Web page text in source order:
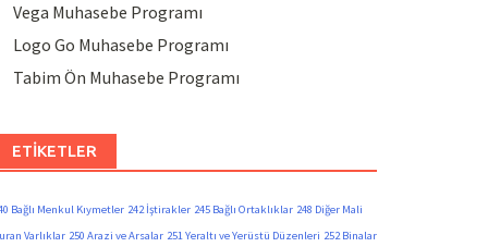
Vega Muhasebe Programı
Logo Go Muhasebe Programı
Tabim Ön Muhasebe Programı
ETIKETLER
Bağlı Menkul Kıymetler 242 İştirakler 245 Bağlı Ortaklıklar 248 Diğer Mali
Varlıklar 250 Arazi ve Arsalar 251 Yeraltı ve Yerüstü Düzenleri 252 Binalar